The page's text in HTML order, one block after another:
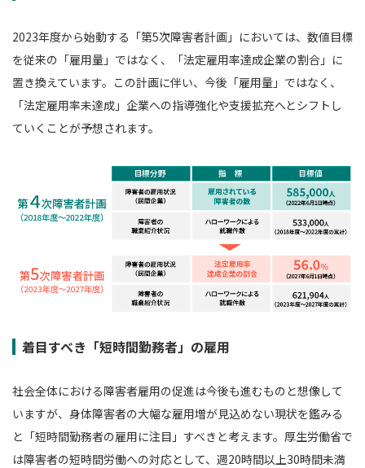
2023年度から始動する「第5次障害者計画」においては、数値目標
を従来の「雇用量」ではなく、「法定雇用率達成企業の割合」に
置き換えています。この計画に伴い、今後「雇用量」ではなく、
「法定雇用率未達成」企業への指導強化や支援拡充へとシフトし
ていくことが予想されます。
着目すべき「短時間勤務者」の雇用
社会全体における障害者雇用の促進は今後も進むものと想像して
いますが、身体障害者の大幅な雇用増が見込めない現状を鑑みる
と「短時間勤務者の雇用に注目」すべきと考えます。厚生労働省で
は障害者の短時間労働への対応として、週20時間以上30時間未満